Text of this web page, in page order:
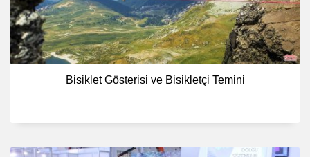
Bisiklet Gösterisi ve Bisikletçi Temini